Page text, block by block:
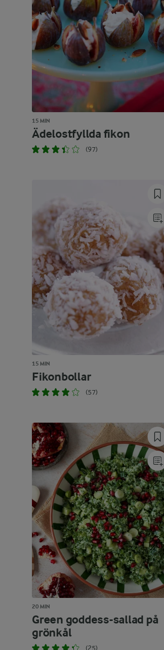
15 MIN
Ädelostfyllda fikon
(97)
15 MIN
Fikonbollar
(57)
20 MIN
Green goddess-sallad på
grönkål
(25)